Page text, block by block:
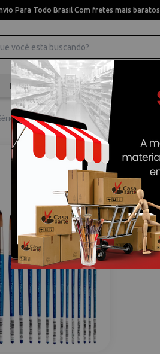
Para Todo Brasil Com fretes mais baratos
Pincéis Desenho
111 Winsor & Newton